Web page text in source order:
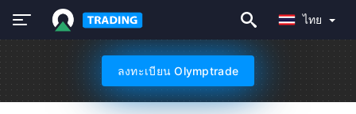
ไทย
ลงทะเบียน Olymptrade